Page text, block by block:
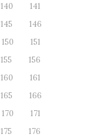
140
141
145
146
150
151
155
156
160
161
165
166
170
171
175
176